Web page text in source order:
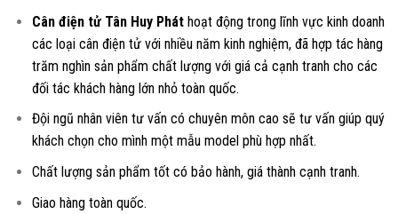
Cân điện tử Tân Huy Pháthoạt động trong lĩnh vực kinh doanh
các loại cân điện tửvới nhiều năm kinh nghiệm, đã hợp tác hàng
trăm nghìn sản phẩm chất lượng với giá cả cạnh tranh cho các
đối tác khách hàng lớn nhỏ toàn quốc.
Đội ngũ nhân viên tư vấn có chuyên môn cao sẽ tư vấn giúp quý
khách chọn cho mình một mẫu model phù hợp nhất.
Chất lượng sản phẩm tốt có bảo hành, giá thành cạnh tranh.
Giao hàng toàn quốc.